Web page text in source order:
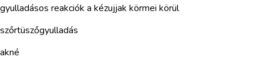
gyulladásos reakciók a kézujjak körmei körül
szőrtüszőgyulladás
akné